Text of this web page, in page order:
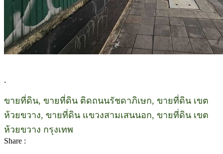
.
ขายที่ดิน, ขายที่ดิน ติดถนนรัชดาภิเษก, ขายที่ดิน เขต
ห้วยขวาง, ขายที่ดิน แขวงสามเสนนอก, ขายที่ดิน เขต
ห้วยขวาง กรุงเทพ
Share :